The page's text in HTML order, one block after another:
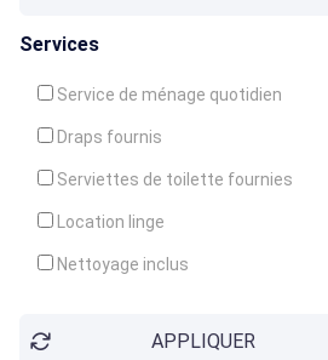
Services
Service de ménage quotidien
Draps fournis
Serviettes de toilette fournies
Location linge
Nettoyage inclus
Garde d'enfantsAPPLIQUER